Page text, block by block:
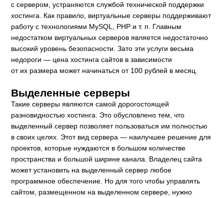
с сервером, устраняются службой технической поддержки
хостинга. Как правило, виртуальные серверы поддерживают
работу с технологиями MySQL, PHP и т. п. Главным
недостатком виртуальных серверов является недостаточно
высокий уровень безопасности. Зато эти услуги весьма
недороги — цена хостинга сайтов в зависимости
от их размера может начинаться от 100 рублей в месяц.
Выделенные серверы
Такие серверы являются самой дорогостоящей
разновидностью хостинга. Это обусловлено тем, что
выделенный сервер позволяет пользоваться им полностью
в своих целях. Этот вид сервера — наилучшее решение для
проектов, которые нуждаются в большом количестве
пространства и большой ширине канала. Владелец сайта
может установить на выделенный сервер любое
программное обеспечение. Но для того чтобы управлять
сайтом, размещенном на выделенном сервере, нужно